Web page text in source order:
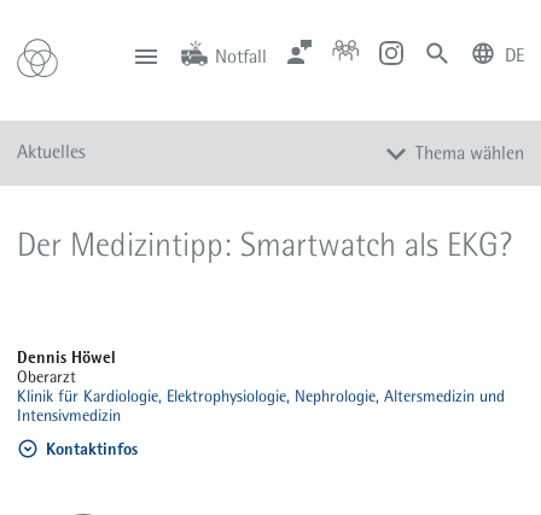
Notfall
Notfall Zentrale Anfahrt
DE
Aktuelles Thema wählen
Veranstaltungen
Zum YouTube-Kanal
Presse
Mediathek
Der Medizintipp: Smartwatch als EKG?
Dennis Höwel
Oberarzt
Klinik für Kardiologie, Elektrophysiologie, Nephrologie, Altersmedizin und
Intensivmedizin
Kontaktinfos